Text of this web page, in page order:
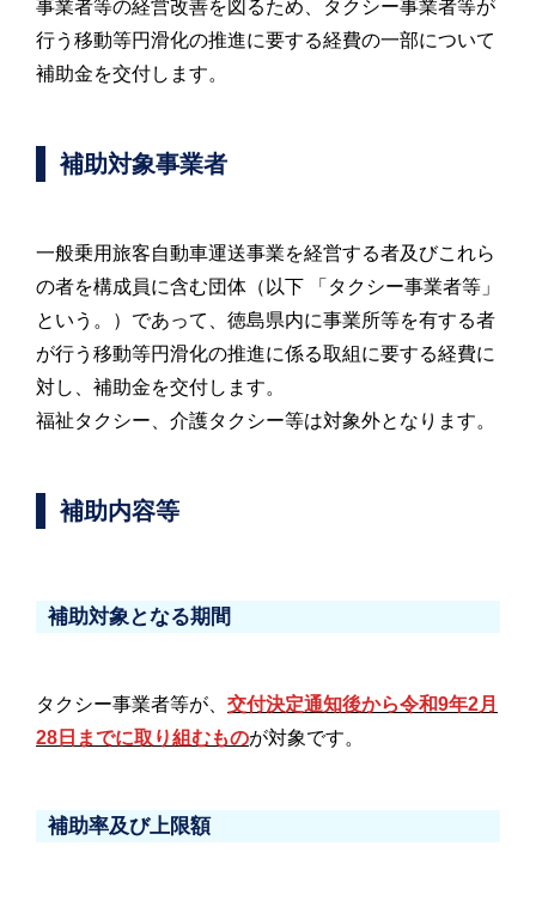
事業者等の経営改善を図るため、タクシー事業者等が
行う移動等円滑化の推進に要する経費の一部について
補助金を交付します。
補助対象事業者
一般乗用旅客自動車運送事業を経営する者及びこれら
の者を構成員に含む団体（以下 「タクシー事業者等」
という。）であって、徳島県内に事業所等を有する者
が行う移動等円滑化の推進に係る取組に要する経費に
対し、補助金を交付します。
福祉タクシー、介護タクシー等は対象外となります。
補助内容等
補助対象となる期間
タクシー事業者等が、 交付決定通知後から令和9年2月
28日までに取り組むものが対象です。
補助率及び上限額